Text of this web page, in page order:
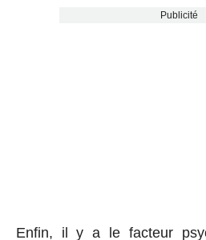
Publicité
Enfin, il y a le facteur